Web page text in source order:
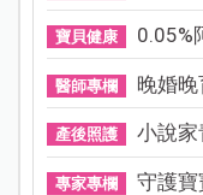
寶貝健康 0.05%
醫師專欄 晚婚
產後照護 小說家
專家專欄 守護寶